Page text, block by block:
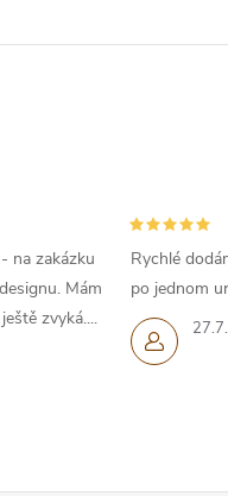
na zakázku
Mám
zvyká....
Rychlé
po jednom